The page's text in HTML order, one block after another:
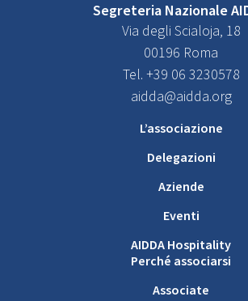
Segreteria Nazionale
Via degli Scialoja, 18
00196 Roma
Tel. +39 06 3230578
aidda@aidda.org
L’associazione
Delegazioni
Aziende
Eventi
AIDDA Hospitality
Perché associarsi
Associate